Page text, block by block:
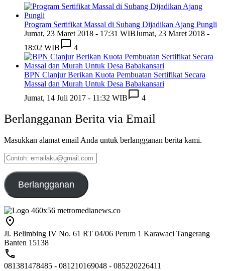
Program Sertifikat Massal di Subang Dijadikan Ajang Pungli
Jumat, 23 Maret 2018 - 17:31 WIBJumat, 23 Maret 2018 -
18:02 WIB
4
BPN Cianjur Berikan Kuota Pembuatan Sertifikat Secara
Massal dan Murah Untuk Desa Babakansari
Jumat, 14 Juli 2017 - 11:32 WIB
4
Berlangganan Berita via Email
Masukkan alamat email Anda untuk berlangganan berita kami.
Contoh:
emailaku@gmail.com
Berlangganan
Jl. Belimbing IV No. 61 RT 04/06 Perum 1 Karawaci Tangerang
Banten 15138
081381478485 - 081210169048 - 085220226411